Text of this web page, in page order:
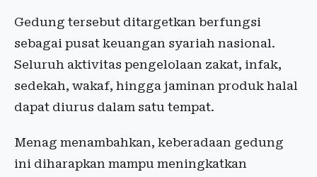
Gedung tersebut ditargetkan berfungsi
sebagai pusat keuangan syariah nasional.
Seluruh aktivitas pengelolaan zakat, infak,
sedekah, wakaf, hingga jaminan produk halal
dapat diurus dalam satu tempat.
Menag menambahkan, keberadaan gedung
ini diharapkan mampu meningkatkan